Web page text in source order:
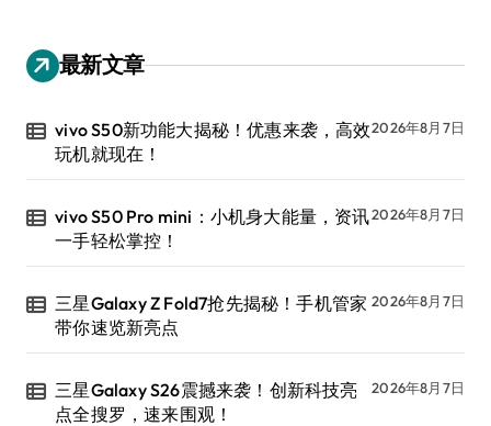
最新文章
vivo S50新功能大揭秘！优惠来袭，高效
玩机就现在！
2026年8月7日
vivo S50 Pro mini：小机身大能量，资讯
一手轻松掌控！
2026年8月7日
三星Galaxy Z Fold7抢先揭秘！手机管家
带你速览新亮点
2026年8月7日
三星Galaxy S26震撼来袭！创新科技亮
点全搜罗，速来围观！
2026年8月7日